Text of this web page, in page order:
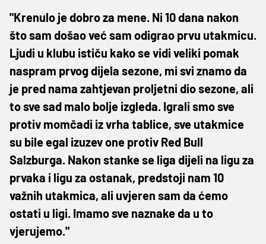
"Krenulo je dobro za mene. Ni 10 dana nakon
što sam došao već sam odigrao prvu utakmicu.
Ljudi u klubu ističu kako se vidi veliki pomak
naspram prvog dijela sezone, mi svi znamo da
je pred nama zahtjevan proljetni dio sezone, ali
to sve sad malo bolje izgleda. Igrali smo sve
protiv momčadi iz vrha tablice, sve utakmice
su bile egal izuzev one protiv Red Bull
Salzburga. Nakon stanke se liga dijeli na ligu za
prvaka i ligu za ostanak, predstoji nam 10
važnih utakmica, ali uvjeren sam da ćemo
ostati u ligi. Imamo sve naznake da u to
vjerujemo."